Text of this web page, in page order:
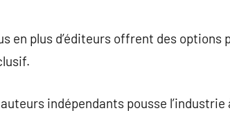
en plus d’éditeurs offrent des options
indépendants pousse